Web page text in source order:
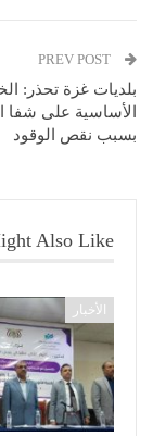
بلديات غزة تحذر:
الأساسية على شفا
بسبب نقص الوقود
Also Like
الأخبار